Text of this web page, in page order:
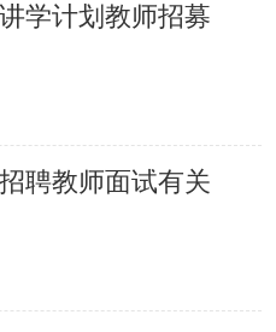
学计划教师招募
聘教师面试有关